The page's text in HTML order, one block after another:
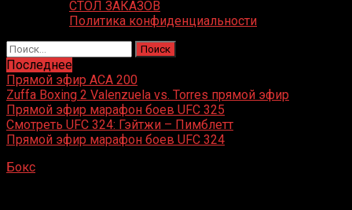
СТОЛ ЗАКАЗОВ
Политика конфиденциальности
Найти:
Последнее
Прямой эфир ACA 200
Zuffa Boxing 2 Valenzuela vs. Torres прямой эфир
Прямой эфир марафон боев UFC 325
Смотреть UFC 324: Гэйтжи – Пимблетт
Прямой эфир марафон боев UFC 324
Бокс